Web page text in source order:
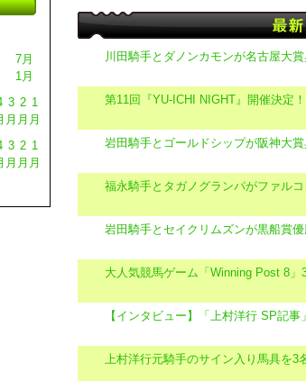
7月
1月
3
月
2
月
1
月
3
月
2
月
1
月
川田騎手とダノンカモンが名古屋大
第11回『YU-ICHI NIGHT』開催決定！
岩田騎手とゴールドシップが阪神大
福永騎手とタガノグランパがファル
岩田騎手とセイクリムズンが黒船賞
大人気競馬ゲーム「Winning Post 8」
【インタビュー】「上村洋行 SP記事
上村洋行元騎手のサイン入り馬具を3